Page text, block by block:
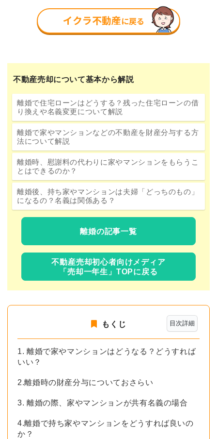
不動産売却について基本から解説
離婚で住宅ローンはどうする？残った住宅ローンの借
り換えや名義変更について解説
離婚で家やマンションなどの不動産を財産分与する方
法について解説
離婚時、慰謝料の代わりに家やマンションをもらうこ
とはできるのか？
離婚後、持ち家やマンションは夫婦「どっちのもの」
になるの？名義は関係ある？
離婚の記事一覧
不動産売却初心者向けメディア
「売却一年生」TOPに戻る
目次詳細
もくじ
1. 離婚で家やマンションはどうなる？どうすれば
いい？
2.離婚時の財産分与についておさらい
3. 離婚の際、家やマンションが共有名義の場合
4.離婚で持ち家やマンションをどうすれば良いの
か？